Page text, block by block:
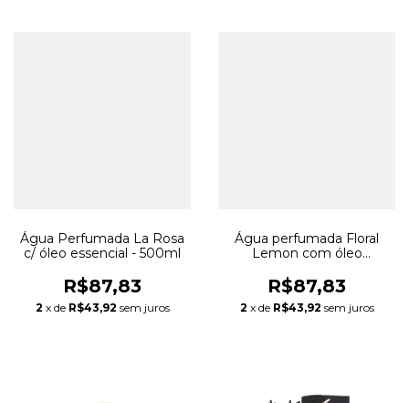
Água Perfumada La Rosa
c/ óleo essencial - 500ml
R$87,83
2 x de R$43,92 sem juros
Água perfumada Floral
Lemon com óleo
R$87,83
2 x de R$43,92 sem juros